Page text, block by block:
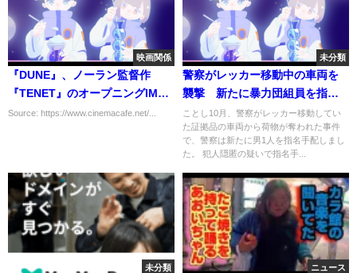
映画関係
『DUNE』、ノーラン監督作
『TENET』のオープニングIMAX
興収比率上回る
Source: https://www.cinemacafe.net/...
未分類
警察がレッカー移動中の車両を
襲撃 新たに暴力団組員を指名
手配 実行犯をかくまった疑い
ことし10月、警察がレッカー移動してい
た証拠品の車両から荷物が奪われた事件
で、警察は新たに男1人を指名手配しまし
た。 犯人隠匿の疑いで指名手...
未分類 ニュース